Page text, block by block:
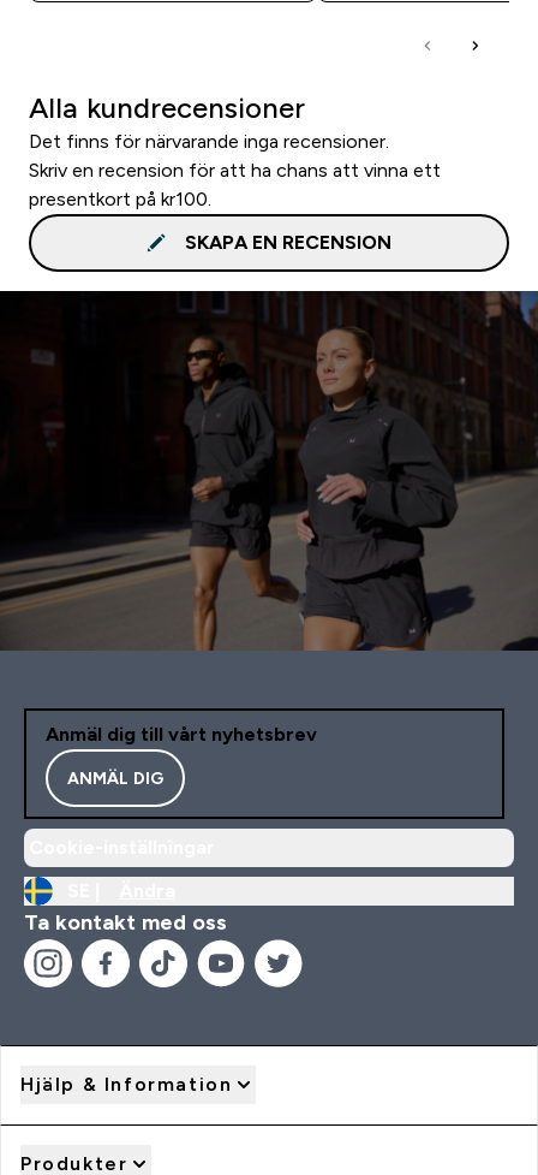
Alla kundrecensioner
Det finns för närvarande inga recensioner.
Skriv en recension för att ha chans att vinna ett
presentkort på kr100.
SKAPA EN RECENSION
Anmäl dig till vårt nyhetsbrev
ANMÄL DIG
Ta kontakt med oss
Hjälp & Information
Produkter